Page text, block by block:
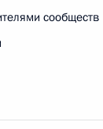
сообществ